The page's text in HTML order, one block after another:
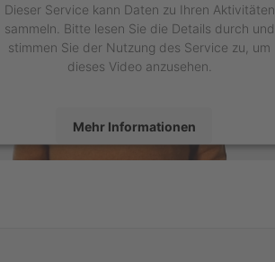
Dieser Service kann Daten zu Ihren Aktivitäten
sammeln. Bitte lesen Sie die Details durch und
stimmen Sie der Nutzung des Service zu, um
dieses Video anzusehen.
Mehr Informationen